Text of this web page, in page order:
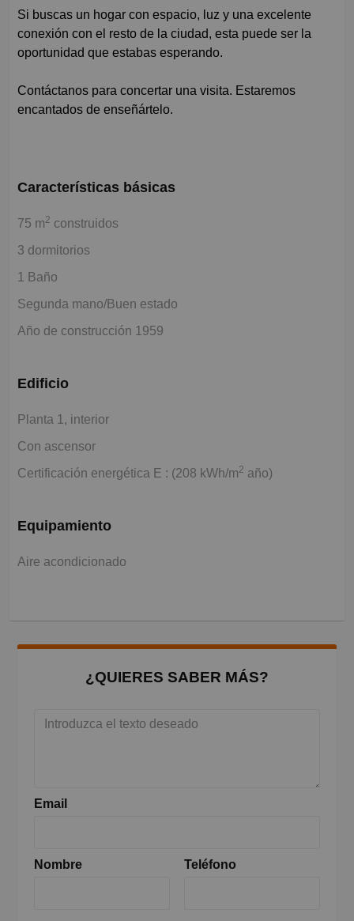
Si buscas un hogar con espacio, luz y una excelente
conexión con el resto de la ciudad, esta puede ser la
oportunidad que estabas esperando.
Contáctanos para concertar una visita. Estaremos
encantados de enseñártelo.
Características básicas
75 m2 construidos
3 dormitorios
1 Baño
Segunda mano/Buen estado
Año de construcción 1959
Edificio
Planta 1, interior
Con ascensor
Certificación energética E : (208 kWh/m2 año)
Equipamiento
Aire acondicionado
¿QUIERES SABER MÁS?
Email
Nombre Teléfono